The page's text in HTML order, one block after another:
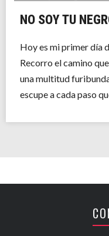
NO SOY TU
Hoy es mi primer día
Recorro el camino
una multitud
escupe a cada paso